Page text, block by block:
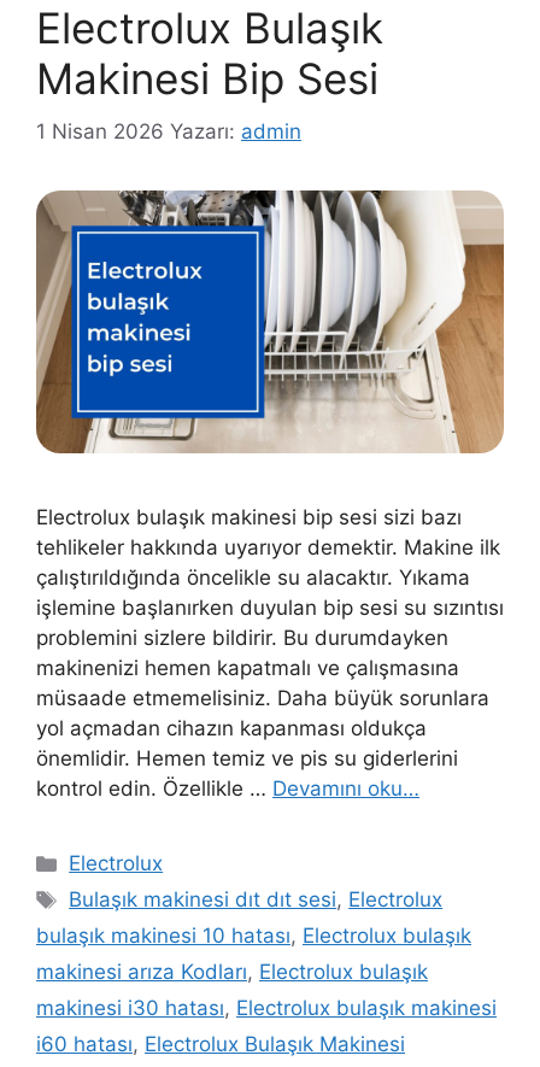
Electrolux Bulaşık
Makinesi Bip Sesi
1 Nisan 2026 Yazarı: admin
Electrolux bulaşık makinesi bip sesi sizi bazı
tehlikeler hakkında uyarıyor demektir. Makine ilk
çalıştırıldığında öncelikle su alacaktır. Yıkama
işlemine başlanırken duyulan bip sesi su sızıntısı
problemini sizlere bildirir. Bu durumdayken
makinenizi hemen kapatmalı ve çalışmasına
müsaade etmemelisiniz. Daha büyük sorunlara
yol açmadan cihazın kapanması oldukça
önemlidir. Hemen temiz ve pis su giderlerini
kontrol edin. Özellikle … Devamını oku…
Kategoriler
Electrolux
Etiketler
Bulaşık makinesi dıt dıt sesi, Electrolux
bulaşık makinesi 10 hatası, Electrolux bulaşık
makinesi arıza Kodları, Electrolux bulaşık
makinesi i30 hatası, Electrolux bulaşık makinesi
i60 hatası, Electrolux Bulaşık Makinesi